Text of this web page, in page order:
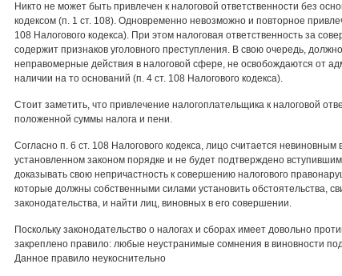
Никто не может быть привлечен к налоговой ответственности без
кодексом (п. 1 ст. 108). Одновременно невозможно и повторное
108 Налогового кодекса). При этом налоговая ответственность за
содержит признаков уголовного преступления. В свою очередь,
неправомерные действия в налоговой сфере, не освобождаются от
наличии на то оснований (п. 4 ст. 108 Налогового кодекса).
Стоит заметить, что привлечение налогоплательщика к налоговой
положенной суммы налога и пени.
Согласно п. 6 ст. 108 Налогового кодекса, лицо считается
установленном законом порядке и не будет подтверждено
доказывать свою непричастность к совершению налогового
которые должны собственными силами установить обстоятельства,
законодательства, и найти лиц, виновных в его совершении.
Поскольку законодательство о налогах и сборах имеет довольно
закреплено правило: любые неустранимые сомнения в виновности
Данное правило неукоснительно